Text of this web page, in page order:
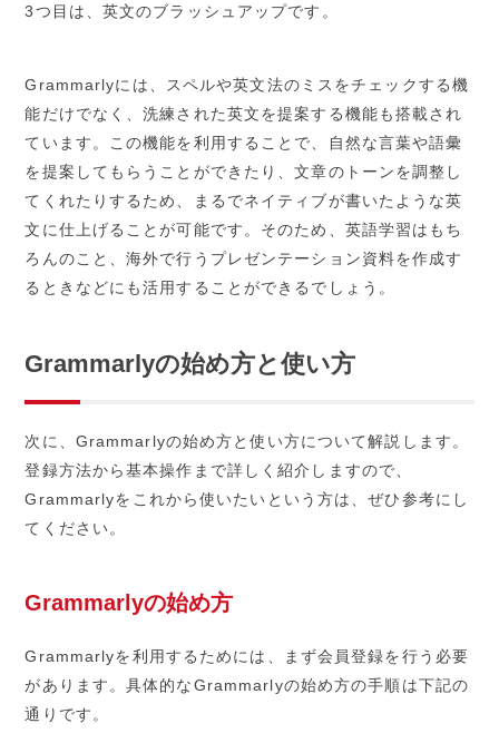
3つ目は、英文のブラッシュアップです。
Grammarlyには、スペルや英文法のミスをチェックする機
能だけでなく、洗練された英文を提案する機能も搭載され
ています。この機能を利用することで、自然な言葉や語彙
を提案してもらうことができたり、文章のトーンを調整し
てくれたりするため、まるでネイティブが書いたような英
文に仕上げることが可能です。そのため、英語学習はもち
ろんのこと、海外で行うプレゼンテーション資料を作成す
るときなどにも活用することができるでしょう。
Grammarlyの始め方と使い方
次に、Grammarlyの始め方と使い方について解説します。
登録方法から基本操作まで詳しく紹介しますので、
Grammarlyをこれから使いたいという方は、ぜひ参考にし
てください。
Grammarlyの始め方
Grammarlyを利用するためには、まず会員登録を行う必要
があります。具体的なGrammarlyの始め方の手順は下記の
通りです。